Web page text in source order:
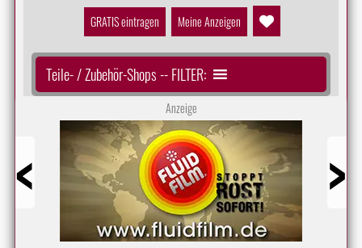
GRATIS eintragen
Meine Anzeigen
Teile- / Zubehör-Shops -- FILTER:
Anzeige